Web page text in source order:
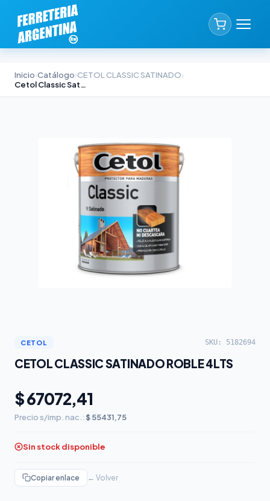
Inicio›Catálogo›CETOL CLASSIC SATINADO›
Cetol Classic Satinado Roble 4lts
CETOL SKU: 5182694
CETOL CLASSIC SATINADO ROBLE 4LTS
$ 67072,41
Precio s/imp. nac.: $ 55431,75
Sin stock disponible
Copiar enlace ← Volver